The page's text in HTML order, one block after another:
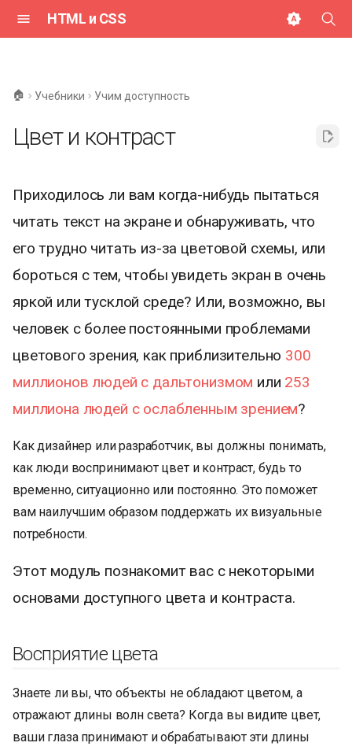
HTML и CSS
а
л
и
з
а
ц
и
о
к
🏠 Учебники Учим доступность
Цвет и контраст
Приходилось ли вам когда-нибудь пытаться
читать текст на экране и обнаруживать, что
его трудно читать из-за цветовой схемы, или
бороться с тем, чтобы увидеть экран в очень
яркой или тусклой среде? Или, возможно, вы
человек с более постоянными проблемами
цветового зрения, как приблизительно 300
миллионов людей с дальтонизмом или 253
миллиона людей с ослабленным зрением?
Как дизайнер или разработчик, вы должны понимать,
как люди воспринимают цвет и контраст, будь то
временно, ситуационно или постоянно. Это поможет
вам наилучшим образом поддержать их визуальные
потребности.
Этот модуль познакомит вас с некоторыми
основами доступного цвета и контраста.
Восприятие цвета
Знаете ли вы, что объекты не обладают цветом, а
отражают длины волн света? Когда вы видите цвет,
ваши глаза принимают и обрабатывают эти длины